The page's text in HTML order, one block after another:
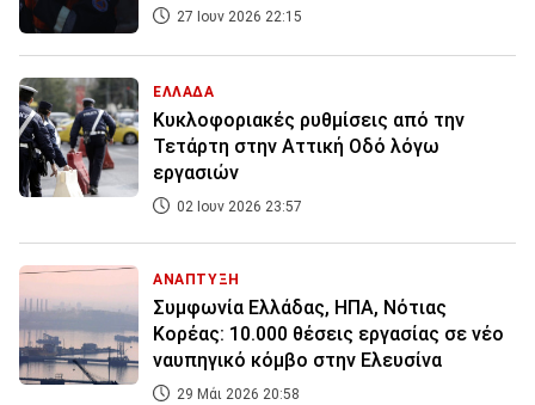
27 Ιουν 2026 22:15
ΕΛΛΑΔΑ
Κυκλοφοριακές ρυθμίσεις από την
Τετάρτη στην Αττική Οδό λόγω
εργασιών
02 Ιουν 2026 23:57
ΑΝΑΠΤΥΞΗ
Συμφωνία Ελλάδας, ΗΠΑ, Νότιας
Κορέας: 10.000 θέσεις εργασίας σε νέο
ναυπηγικό κόμβο στην Ελευσίνα
29 Μάι 2026 20:58